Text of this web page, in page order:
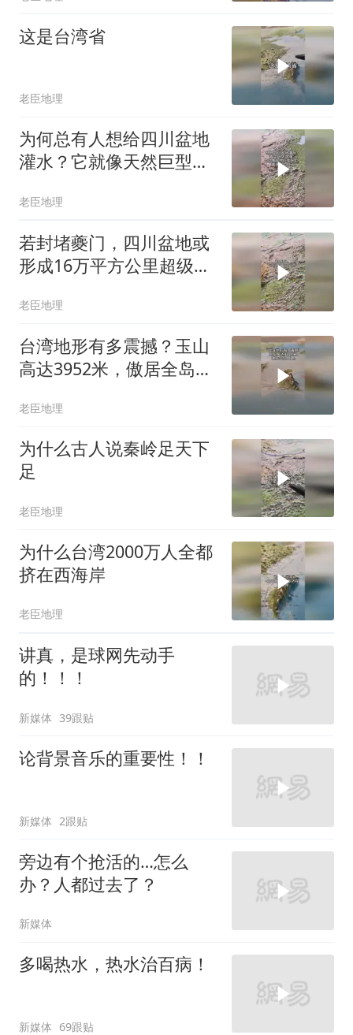
这是台湾省
老臣地理
为何总有人想给四川盆地
灌水？它就像天然巨型水
老臣地理
若封堵夔门，四川盆地或
形成16万平方公里超级淡
老臣地理
台湾地形有多震撼？玉山
高达3952米，傲居全岛之
老臣地理
为什么古人说秦岭足天下
足
老臣地理
为什么台湾2000万人全都
挤在西海岸
老臣地理
讲真，是球网先动手
的！！！
新媒体 39跟贴
论背景音乐的重要性！！
新媒体 2跟贴
旁边有个抢活的…怎么
办？人都过去了？
新媒体
多喝热水，热水治百病！
新媒体 69跟贴